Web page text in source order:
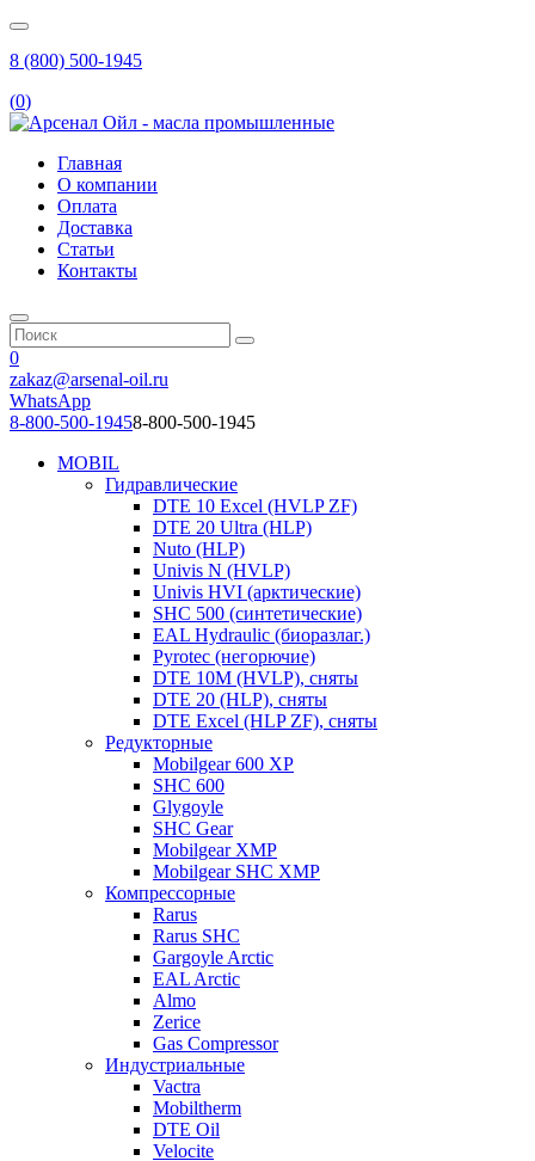
8 (800) 500-1945
(0)
Главная
О компании
Оплата
Доставка
Статьи
Контакты
0
zakaz@arsenal-oil.ru
WhatsApp
8-800-500-19458-800-500-1945
MOBIL
Гидравлические
DTE 10 Excel (HVLP ZF)
DTE 20 Ultra (HLP)
Nuto (HLP)
Univis N (HVLP)
Univis HVI (арктические)
SHC 500 (синтетические)
EAL Hydraulic (биоразлаг.)
Pyrotec (негорючие)
DTE 10M (HVLP), сняты
DTE 20 (HLP), сняты
DTE Excel (HLP ZF), сняты
Редукторные
Mobilgear 600 XP
SHC 600
Glygoyle
SHC Gear
Mobilgear XMP
Mobilgear SHC XMP
Компрессорные
Rarus
Rarus SHC
Gargoyle Arctic
EAL Arctic
Almo
Zerice
Gas Compressor
Индустриальные
Vactra
Mobiltherm
DTE Oil
Velocite